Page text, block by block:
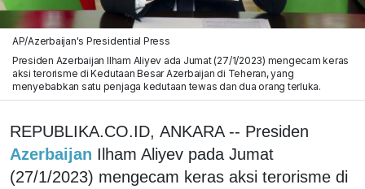
AP/Azerbaijan's Presidential Press
Presiden Azerbaijan Ilham Aliyev ada Jumat (27/1/2023) mengecam keras
aksi terorisme di Kedutaan Besar Azerbaijan di Teheran, yang
menyebabkan satu penjaga kedutaan tewas dan dua orang terluka.
REPUBLIKA.CO.ID, ANKARA -- Presiden
Azerbaijan Ilham Aliyev pada Jumat
(27/1/2023) mengecam keras aksi terorisme di